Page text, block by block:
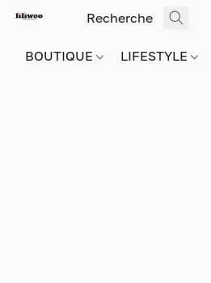
BOUTIQUE LIFESTYLE